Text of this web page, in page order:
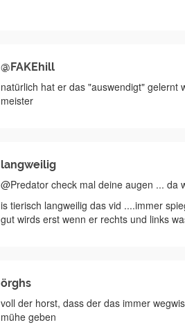
@FAKEhill
natürlich hat er das "auswendigt" gelernt
meister
langweilig
@Predator check mal deine augen ... da
is tierisch langweilig das vid ....immer
gut wirds erst wenn er rechts und links
örghs
voll der horst, dass der das immer
mühe geben